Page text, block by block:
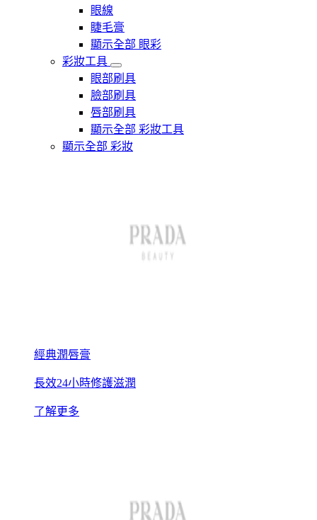
眼線
睫毛膏
顯示全部 眼彩
彩妝工具
眼部刷具
臉部刷具
唇部刷具
顯示全部 彩妝工具
顯示全部 彩妝
經典潤唇膏
長效24小時修護滋潤
了解更多